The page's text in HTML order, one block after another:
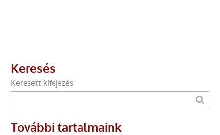
Keresés
Keresett kifejezés
További tartalmaink